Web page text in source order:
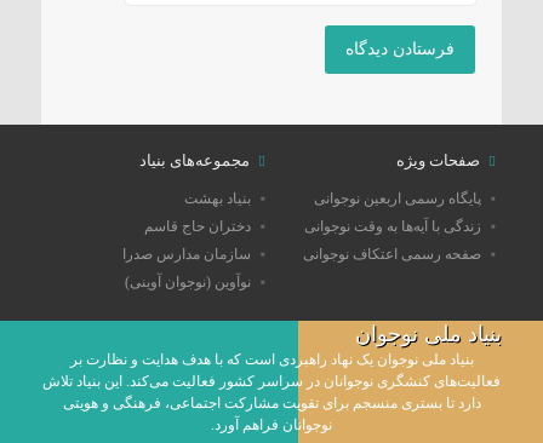
صفحات ویژه
پایگاه رسمی اربعین نوجوانی
زندگی با آیه‌ها به وقت نوجوانی
صفحه رسمی اعتکاف نوجوانی
مجموعه‌های بنیاد
بنیاد بهشت
دختران حاج قاسم
سازمان مدارس صدرا
نوآوین (نوجوان آوینی)
بنیاد ملی نوجوان
بنیاد ملی نوجوان یک نهاد راهبردی است که با هدف هدایت و نظارت بر
فعالیت‌های کنشگری نوجوانان در سراسر کشور فعالیت می‌کند. این بنیاد تلاش
دارد تا بستری منسجم برای تقویت مشارکت اجتماعی، فرهنگی و هویتی
نوجوانان فراهم آورد.